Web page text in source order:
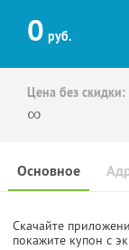
0 руб.
Цена без скидки:
∞
Основное
Скачайте
покажите купон с